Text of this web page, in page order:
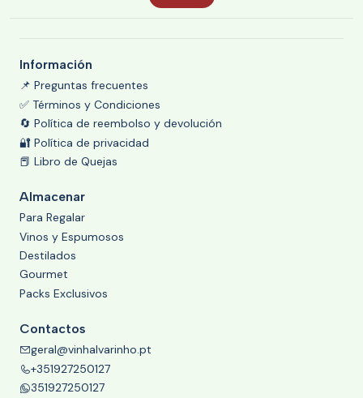
Información
📌 Preguntas frecuentes
✅ Términos y Condiciones
🔄 Política de reembolso y devolución
🔐 Política de privacidad
📕 Libro de Quejas
Almacenar
Para Regalar
Vinos y Espumosos
Destilados
Gourmet
Packs Exclusivos
Contactos
geral@vinhalvarinho.pt
+351927250127
351927250127